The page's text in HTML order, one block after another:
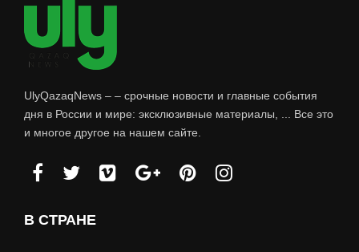
UlyQazaqNews – – срочные новости и главные события
дня в России и мире: эксклюзивные материалы, ... Все это
и многое другое на нашем сайте.
В СТРАНЕ